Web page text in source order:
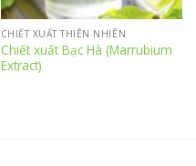
CHIẾT XUẤT THIÊN NHIÊN
Chiết xuất Bạc Hà (Marrubium
Extract)